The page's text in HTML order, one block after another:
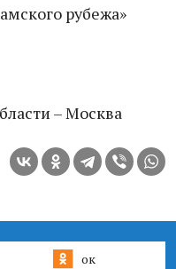
рубежа»
– Москва
ок